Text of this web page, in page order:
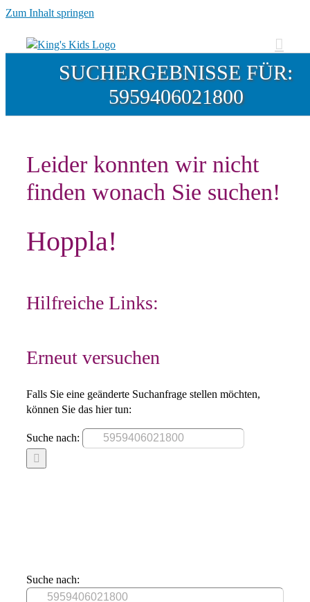
Zum Inhalt springen
SUCHERGEBNISSE FÜR:
5959406021800
Leider konnten wir nicht
finden wonach Sie suchen!
Hoppla!
Hilfreiche Links:
Erneut versuchen
Falls Sie eine geänderte Suchanfrage stellen möchten,
können Sie das hier tun:
Suche nach:
Suche nach: